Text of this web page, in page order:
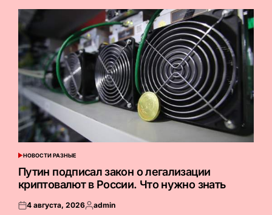
ОПУБЛИКОВАНО
В
НОВОСТИ РАЗНЫЕ
Путин подписал закон о легализации
криптовалют в России. Что нужно знать
Опубликовано
4 августа, 2026Запись
admin